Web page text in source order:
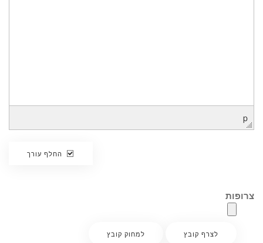
p
החלף עורך
צרופות